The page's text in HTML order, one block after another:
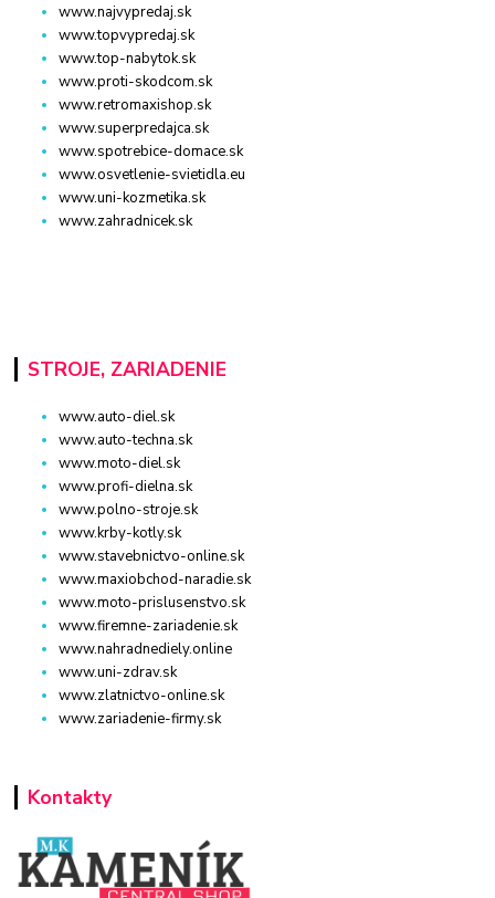
www.najvypredaj.sk
www.topvypredaj.sk
www.top-nabytok.sk
www.proti-skodcom.sk
www.retromaxishop.sk
www.superpredajca.sk
www.spotrebice-domace.sk
www.osvetlenie-svietidla.eu
www.uni-kozmetika.sk
www.zahradnicek.sk
STROJE, ZARIADENIE
www.auto-diel.sk
www.auto-techna.sk
www.moto-diel.sk
www.profi-dielna.sk
www.polno-stroje.sk
www.krby-kotly.sk
www.stavebnictvo-online.sk
www.maxiobchod-naradie.sk
www.moto-prislusenstvo.sk
www.firemne-zariadenie.sk
www.nahradnediely.online
www.uni-zdrav.sk
www.zlatnictvo-online.sk
www.zariadenie-firmy.sk
Kontakty